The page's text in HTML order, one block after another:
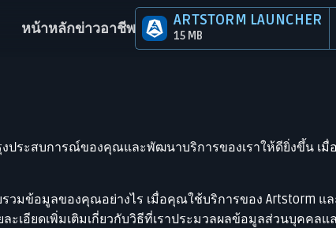
หน้าหลักข่าวอาชีพ ARTSTORM LAUNCHER
15 MB
ระสบการณ์ของคุณและพัฒนาบริการของเราให้ดียิ่งขึ้น เมื่อ
วมข้อมูลของคุณอย่างไร เมื่อคุณใช้บริการของ Artstorm แล
ละเอียดเพิ่มเติมเกี่ยวกับวิธีที่เราประมวลผลข้อมูลส่วนบุคค